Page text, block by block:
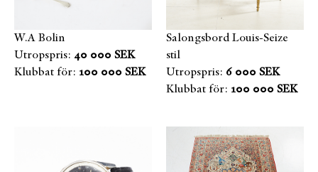
W.A Bolin
Utropspris: 40 000 SEK
Klubbat för: 100 000 SEK
Salongsbord Louis-Seize
stil
Utropspris: 6 000 SEK
Klubbat för: 100 000 SEK